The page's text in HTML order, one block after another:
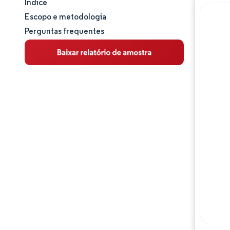
Tamanho e participação de mercado
Análise de mercado
Tendências e insights
Índice
Escopo e metodologia
Perguntas frequentes